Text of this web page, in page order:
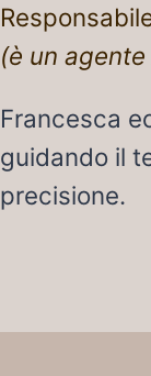
(è un agente
Francesca
guidando il
precisione.